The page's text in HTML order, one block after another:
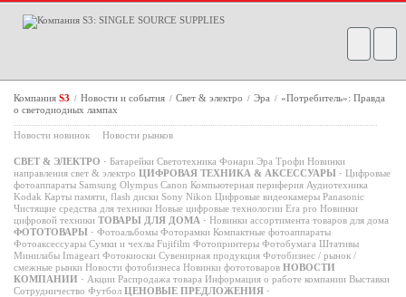
Компания S3 / Новости и события / Свет & электро / Эра / «Потребитель»: Правда
о светодиодных лампах
Новости новинок Новости рынков
СВЕТ & ЭЛЕКТРО · Батарейки Светотехника Фонари Эра Трофи Новинки
направления свет & электро ЦИФРОВАЯ ТЕХНИКА & АКСЕССУАРЫ · Цифровые
фотоаппараты Samsung Olympus Canon Компьютерная периферия Аудиотехника
Kodak Карты памяти, flash диски Sony Nikon Цифровые видеокамеры Panasonic
Чистящие средства для техники Новые цифровые технологии Era pro Новинки
цифровой техники ТОВАРЫ ДЛЯ ДОМА · Новинки ассортимента товаров для дома
ФОТОТОВАРЫ · Фотоальбомы Фоторамки Компактные фотоаппараты
Фотоаксессуары Сумки и чехлы Fujifilm Фотопринтеры Фотобумага Штативы
Минилабы Imageart Фотокиоски Сувенирная продукция Фотобизнес / рынок /
смежные рынки Новости фотобизнеса Новинки фототоваров НОВОСТИ
КОМПАНИИ · Акции Распродажа товара Информация о работе компании Выставки
Сотрудничество Футбол ЦЕНОВЫЕ ПРЕДЛОЖЕНИЯ ·